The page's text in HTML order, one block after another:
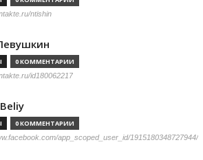
ntishin
0 КОММЕНТАРИИ
id180062217
0 КОММЕНТАРИИ
app_scoped_user_id/1915180348727944/